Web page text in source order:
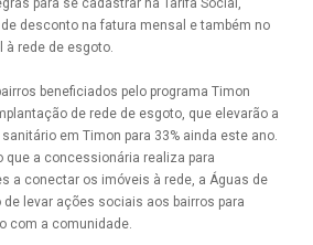
desconto na fatura mensal e também no
à rede de esgoto.
beneficiados pelo programa Timon
de rede de esgoto, que elevarão a
em Timon para 33% ainda este ano.
que a concessionária realiza para
a conectar os imóveis à rede, a Águas de
levar ações sociais aos bairros para
com a comunidade.